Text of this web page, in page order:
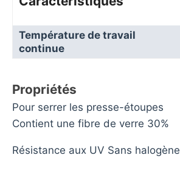
Température de travail
continue
Propriétés
Pour serrer les presse-étoupes
Contient une fibre de verre 30%
Résistance aux UV Sans halogène